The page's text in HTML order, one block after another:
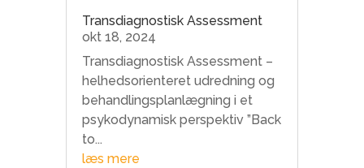
Transdiagnostisk Assessment
okt 18, 2024
Transdiagnostisk Assessment –
helhedsorienteret udredning og
behandlingsplanlægning i et
psykodynamisk perspektiv ”Back
to...
læs mere